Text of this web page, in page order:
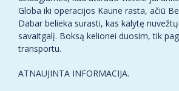
Globa iki operacijos Kaune rasta, ačiū
Dabar belieka surasti, kas kalytę
savaitgalį. Boksą kelionei duosim, tik
transportu.
ATNAUJINTA INFORMACIJA.